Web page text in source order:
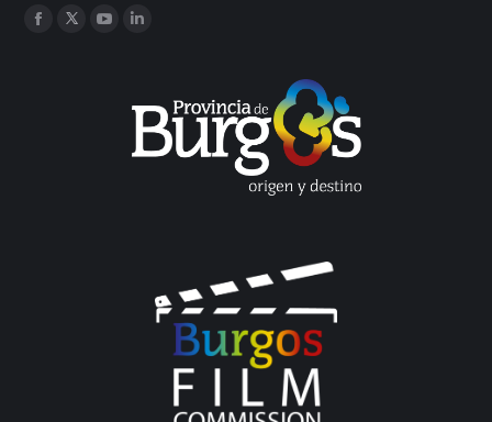
Encuéntranos en:
Facebook